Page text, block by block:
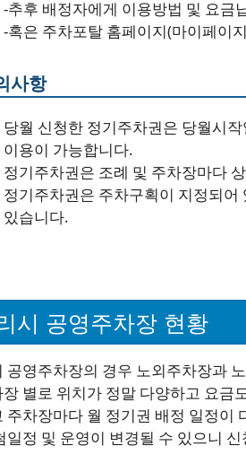
-추후 배정자에게 이용방법 및 요금
-혹은 주차포탈 홈페이지(마이페이
사항
당월 신청한 정기주차권은 당월시
이용이 가능합니다.
정기주차권은 조례 및 주차장마다
정기주차권은 주차구획이 지정되
있습니다.
시 공영주차장 현황
공영주차장의 경우 노외주차장과
별로 위치가 정말 다양하고 요금
주차장마다 월 정기권 배정 일정이
일정 및 운영이 변경될 수 있으니